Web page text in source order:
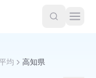
均 高知県